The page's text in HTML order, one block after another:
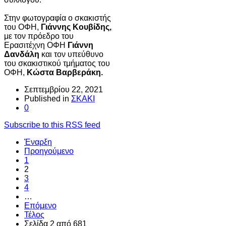
Στην φωτογραφία ο σκακιστής
του ΟΦΗ, Γιάννης Κουβίδης,
με τον πρόεδρο του
Ερασιτέχνη ΟΦΗ Γιάννη
Δανδάλη και τον υπεύθυνο
του σκακιστικού τμήματος του
ΟΦΗ, Κώστα Βαρβεράκη.
Σεπτεμβρίου 22, 2021
Published in ΣΚΑΚΙ
0
Subscribe to this RSS feed
Έναρξη
Προηγούμενο
1
2
3
4
…
Επόμενο
Τέλος
Σελίδα 2 από 681